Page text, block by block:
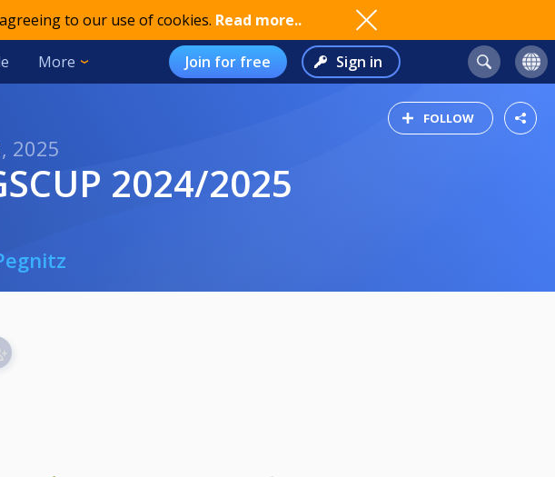
to our use of cookies. Read more..
More Join for free Sign in
FOLLOW
2025
2024/2025